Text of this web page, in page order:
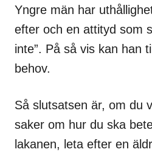
Yngre män har
efter och en attityd som
inte”. På så vis kan han
behov.
Så slutsatsen är, om du
saker om hur du ska
lakanen, leta efter en